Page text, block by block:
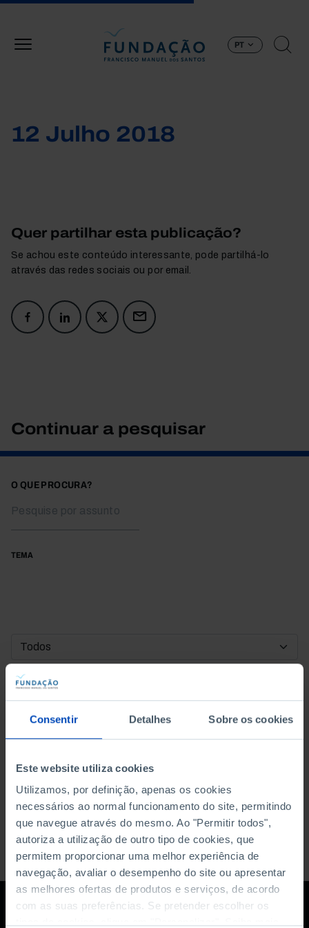
Consentir Detalhes Sobre os cookies
Este website utiliza cookies
Utilizamos, por definição, apenas os cookies
necessários ao normal funcionamento do site, permitindo
que navegue através do mesmo. Ao "Permitir todos",
autoriza a utilização de outro tipo de cookies, que
permitem proporcionar uma melhor experiência de
navegação, avaliar o desempenho do site ou apresentar
as melhores ofertas de produtos e serviços, de acordo
com as suas preferências. Se pretender escolher os
PT
12 Julho 2018
Quer partilhar esta publicação?
Se achou este conteúdo interessante, pode partilhá-lo
através das redes sociais ou por email.
Continuar a pesquisar
O QUE PROCURA?
TEMA
DATA DE INÍCIO
DATA DE FIM